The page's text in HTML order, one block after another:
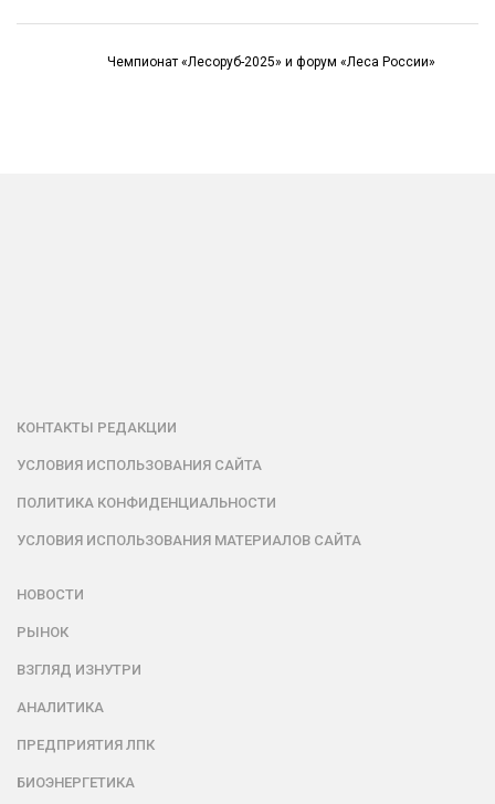
Чемпионат «Лесоруб-2025» и форум «Леса России»
КОНТАКТЫ РЕДАКЦИИ
УСЛОВИЯ ИСПОЛЬЗОВАНИЯ САЙТА
ПОЛИТИКА КОНФИДЕНЦИАЛЬНОСТИ
УСЛОВИЯ ИСПОЛЬЗОВАНИЯ МАТЕРИАЛОВ САЙТА
НОВОСТИ
РЫНОК
ВЗГЛЯД ИЗНУТРИ
АНАЛИТИКА
ПРЕДПРИЯТИЯ ЛПК
БИОЭНЕРГЕТИКА